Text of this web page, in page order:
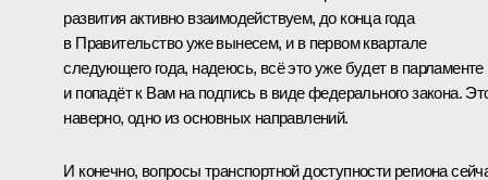
развития активно взаимодействуем, до конца года
в Правительство уже вынесем, и в первом квартале
следующего года, надеюсь, всё это уже будет в парламенте
и попадёт к Вам на подпись в виде федерального закона.
наверно, одно из основных направлений.
И конечно, вопросы транспортной доступности региона